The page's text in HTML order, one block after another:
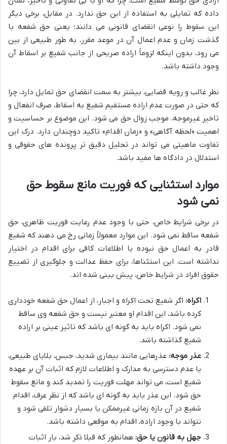
داده که تمایلی به استفاده از این حق ندارد. در مقابل، برخی دیگر
این سقوط را نوعی انقضای قانونی می دانند؛ یعنی حق شفعه با
گذشت زمان و عدم اعمال آن در موعد مقرر، به طور طبیعی از بین
می رود، بدون اینکه لزوماً اراده صریحی از جانب شفیع بر اسقاط آن
وجود داشته باشد.
نظر غالب و رویه قضایی، بیشتر به سمت انقضای حق تمایل دارد، چرا
که حتی در صورت عدم اراده مستقیم شفیع به اسقاط، صرف انفعال و
تاخیر غیرموجه، موجب زوال حق می شود. این موضوع بر حساسیت و
اهمیت «لحظه آگاهی» و «زمان اقدام» تاکید دوچندان دارد. درک این
تفاوت ماهیتی می تواند در تحلیل دقیق تر پرونده های حقوقی و
استدلال در دادگاه ها مفید باشد.
موارد استثنایی که فوریت مانع سقوط حق
نمی شود
در برخی شرایط خاص، حتی با وجود عدم رعایت فوریت ظاهری، حق
شفعه ساقط نمی شود. این موارد معمولاً زمانی رخ می دهند که شفیع
قادر به اعمال حق نبوده یا اطلاعات کافی برای اقدام در اختیار
نداشته است. این استثناها، برای حفظ عدالت و جلوگیری از تضییع
حقوق افراد در شرایط خاص، پیش بینی شده اند.
اکراه: اگر شفیع تحت اکراه و اجبار، از اعمال حق شفعه خودداری
کرده باشد، این اقدام او معتبر نیست و حق شفعه وی ساقط
نمی شود. اکراه باید به گونه ای باشد که تاثیر عینی بر اراده
شفیع گذاشته باشد.
عذر موجه: عذرهایی مانند بیماری شدید، حبس، بلایای طبیعی،
یا عدم دسترسی به مدارک و اطلاعات لازم که اثبات آن بر عهده
شفیع است، می تواند مهلت فوریت را تمدید کند و مانع سقوط
حق شود. این عذر باید به گونه ای باشد که از نظر عرف، اقدام
شفیع در آن بازه زمانی غیرممکن یا بسیار دشوار تلقی شود و
نتواند با وجود اراده، اقدام به موقعی داشته باشد.
جهل به قانون یا حق: همانطور که قبلا ذکر شد، بار اثبات